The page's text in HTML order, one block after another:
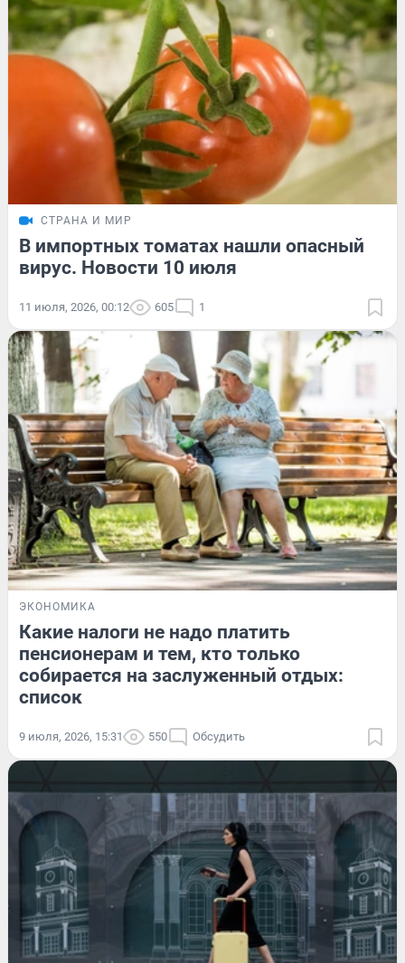
СТРАНА И МИР
В импортных томатах нашли опасный
вирус. Новости 10 июля
11 июля, 2026, 00:12 605 1
ЭКОНОМИКА
Какие налоги не надо платить
пенсионерам и тем, кто только
собирается на заслуженный отдых:
список
9 июля, 2026, 15:31 550 Обсудить